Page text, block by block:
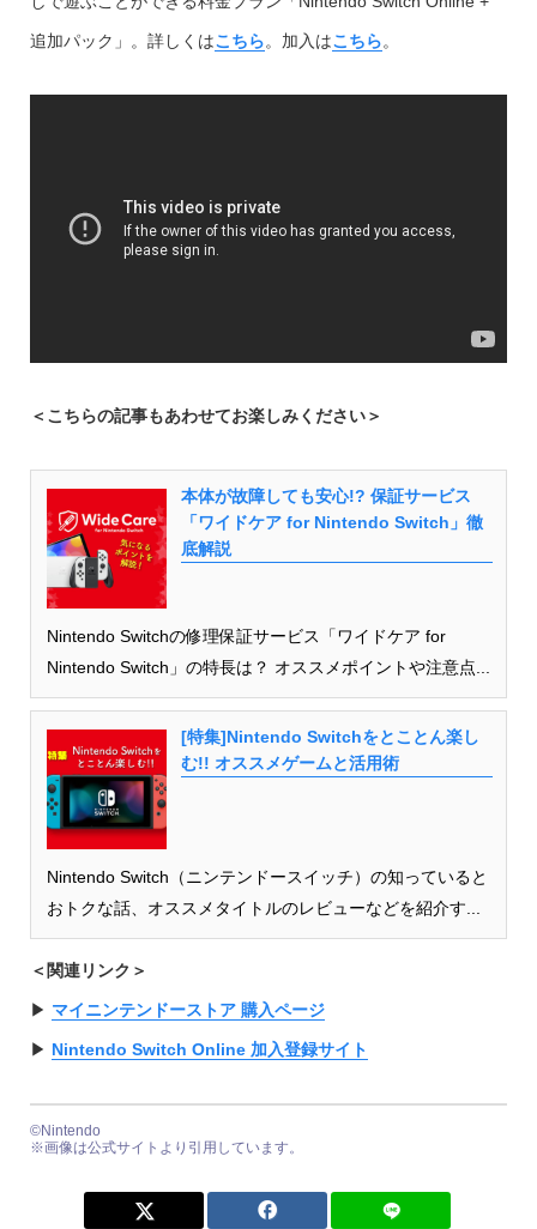
追加パック」。詳しくはこちら。加入はこちら。
＜こちらの記事もあわせてお楽しみください＞
本体が故障しても安心!? 保証サービス
「ワイドケア for Nintendo Switch」徹
底解説
Nintendo Switchの修理保証サービス「ワイドケア for
Nintendo Switch」の特長は？ オススメポイントや注意点...
[特集]Nintendo Switchをとことん楽し
む!! オススメゲームと活用術
Nintendo Switch（ニンテンドースイッチ）の知っていると
おトクな話、オススメタイトルのレビューなどを紹介す...
＜関連リンク＞
▶︎ マイニンテンドーストア 購入ページ
▶︎ Nintendo Switch Online 加入登録サイト
©Nintendo
※画像は公式サイトより引用しています。